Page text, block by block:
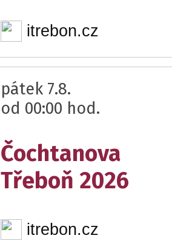
itrebon.cz
pátek 7.8.
od 00:00 hod.
Čochtanova
Třeboň 2026
itrebon.cz